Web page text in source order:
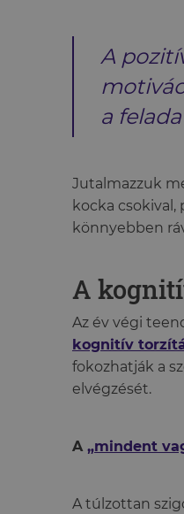
A
a
Jutalmazzuk
kocka csokival,
könnyebben
A
Az év végi
kognitív
fokozhatják a
elvégzését.
A „mindent
A túlzottan